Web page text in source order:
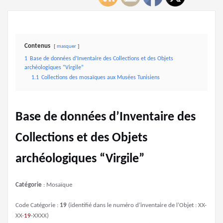
Contenus masquer
1 Base de données d’Inventaire des Collections et des Objets
archéologiques “Virgile”
1.1 Collections des mosaïques aux Musées Tunisiens
Base de données d’Inventaire des
Collections et des Objets
archéologiques “Virgile”
Catégorie : Mosaïque
Code Catégorie : 19 (identifié dans le numéro d’inventaire de l’Objet : XX-
XX-19-XXXX)